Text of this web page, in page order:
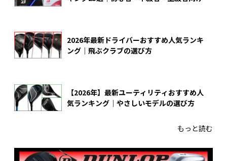
2026年最新ドライバーおすすめ人気ランキ
ング｜飛ぶクラブの選び方
【2026年】最新ユーティリティおすすめ人
気ランキング｜やさしいモデルの選び方
もっと読む